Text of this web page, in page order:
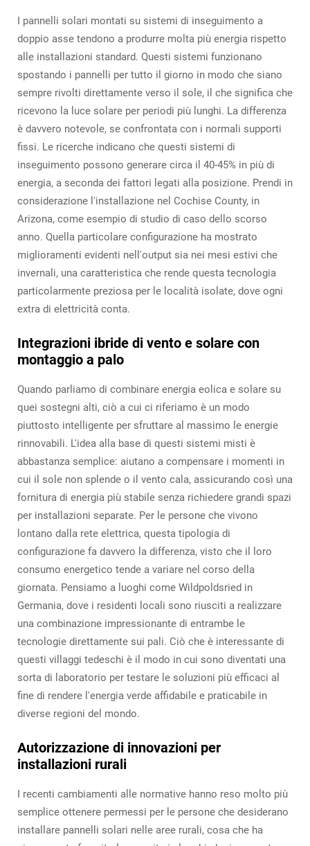
I pannelli solari montati su sistemi di inseguimento a
doppio asse tendono a produrre molta più energia rispetto
alle installazioni standard. Questi sistemi funzionano
spostando i pannelli per tutto il giorno in modo che siano
sempre rivolti direttamente verso il sole, il che significa che
ricevono la luce solare per periodi più lunghi. La differenza
è davvero notevole, se confrontata con i normali supporti
fissi. Le ricerche indicano che questi sistemi di
inseguimento possono generare circa il 40-45% in più di
energia, a seconda dei fattori legati alla posizione. Prendi in
considerazione l'installazione nel Cochise County, in
Arizona, come esempio di studio di caso dello scorso
anno. Quella particolare configurazione ha mostrato
miglioramenti evidenti nell'output sia nei mesi estivi che
invernali, una caratteristica che rende questa tecnologia
particolarmente preziosa per le località isolate, dove ogni
extra di elettricità conta.
Integrazioni ibride di vento e solare con
montaggio a palo
Quando parliamo di combinare energia eolica e solare su
quei sostegni alti, ciò a cui ci riferiamo è un modo
piuttosto intelligente per sfruttare al massimo le energie
rinnovabili. L'idea alla base di questi sistemi misti è
abbastanza semplice: aiutano a compensare i momenti in
cui il sole non splende o il vento cala, assicurando così una
fornitura di energia più stabile senza richiedere grandi spazi
per installazioni separate. Per le persone che vivono
lontano dalla rete elettrica, questa tipologia di
configurazione fa davvero la differenza, visto che il loro
consumo energetico tende a variare nel corso della
giornata. Pensiamo a luoghi come Wildpoldsried in
Germania, dove i residenti locali sono riusciti a realizzare
una combinazione impressionante di entrambe le
tecnologie direttamente sui pali. Ciò che è interessante di
questi villaggi tedeschi è il modo in cui sono diventati una
sorta di laboratorio per testare le soluzioni più efficaci al
fine di rendere l'energia verde affidabile e praticabile in
diverse regioni del mondo.
Autorizzazione di innovazioni per
installazioni rurali
I recenti cambiamenti alle normative hanno reso molto più
semplice ottenere permessi per le persone che desiderano
installare pannelli solari nelle aree rurali, cosa che ha